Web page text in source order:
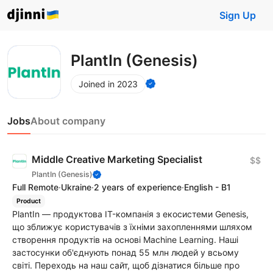
Sign Up
PlantIn (Genesis)
Joined in 2023
JobsAbout company
Middle Creative Marketing Specialist
PlantIn (Genesis)
$$
Full Remote·Ukraine·2 years of experience·English - B1
Product
PlantIn — продуктова IT-компанія з екосистеми Genesis,
що зближує користувачів з їхніми захопленнями шляхом
створення продуктів на основі Machine Learning. Наші
застосунки об'єднують понад 55 млн людей у всьому
світі. Переходь на наш сайт, щоб дізнатися більше про